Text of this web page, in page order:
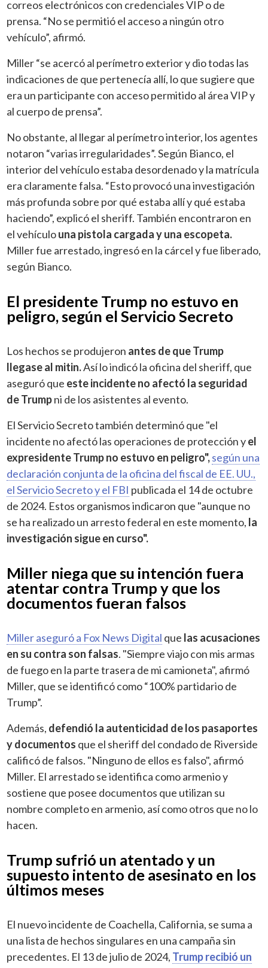
correos electrónicos con credenciales VIP o de
prensa. “No se permitió el acceso a ningún otro
vehículo”, afirmó.
Miller “se acercó al perímetro exterior y dio todas las
indicaciones de que pertenecía allí, lo que sugiere que
era un participante con acceso permitido al área VIP y
al cuerpo de prensa”.
No obstante, al llegar al perímetro interior, los agentes
notaron “varias irregularidades”. Según Bianco, el
interior del vehículo estaba desordenado y la matrícula
era claramente falsa. “Esto provocó una investigación
más profunda sobre por qué estaba allí y qué estaba
haciendo”, explicó el sheriff. También encontraron en
el vehículouna pistola cargada y una escopeta.
Miller fue arrestado, ingresó en la cárcel y fue liberado,
según Bianco.
El presidente Trump no estuvo en
peligro, según el Servicio Secreto
Los hechos se produjeron antes de que Trump
llegase al mitin.Así lo indicó la oficina del sheriff, que
aseguró que este incidente no afectó la seguridad
de Trumpni de los asistentes al evento.
El Servicio Secreto también determinó que "el
incidente no afectó las operaciones de protección yel
expresidente Trump no estuvo en peligro",según una
declaración conjunta de la oficina del fiscal de EE. UU.,
el Servicio Secreto y el FBI publicada el 14 de octubre
de 2024. Estos organismos indicaron que "aunque no
se ha realizado un arresto federal en este momento, la
investigación sigue en curso".
Miller niega que su intención fuera
atentar contra Trump y que los
documentos fueran falsos
Miller aseguró a Fox News Digital que las acusaciones
en su contra son falsas. "Siempre viajo con mis armas
de fuego en la parte trasera de mi camioneta", afirmó
Miller, que se identificó como “100% partidario de
Trump”.
Además, defendió la autenticidad de los pasaportes
y documentos que el sheriff del condado de Riverside
calificó de falsos. "Ninguno de ellos es falso", afirmó
Miller. El arrestado se identifica como armenio y
sostiene que posee documentos que utilizan su
nombre completo en armenio, así como otros que no lo
hacen.
Trump sufrió un atentado y un
supuesto intento de asesinato en los
últimos meses
El nuevo incidente de Coachella, California, se suma a
una lista de hechos singulares en una campaña sin
precedentes. El 13 de julio de 2024, Trump recibió un